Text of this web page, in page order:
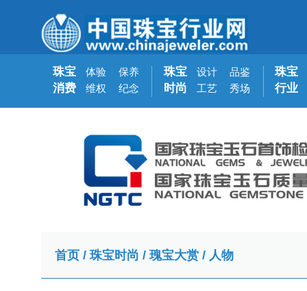
珠宝
消费
体验
维权
保养
纪念
珠宝
时尚
设计
工艺
品鉴
秀场
珠宝
行业
首页 / 珠宝时尚 / 瑰宝大赏 / 人物